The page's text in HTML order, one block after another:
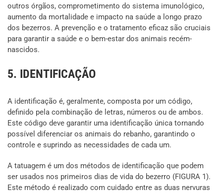
outros órgãos, comprometimento do sistema imunológico,
aumento da mortalidade e impacto na saúde a longo prazo
dos bezerros. A prevenção e o tratamento eficaz são cruciais
para garantir a saúde e o bem-estar dos animais recém-
nascidos.
5. IDENTIFICAÇÃO
A identificação é, geralmente, composta por um código,
definido pela combinação de letras, números ou de ambos.
Este código deve garantir uma identificação única tornando
possível diferenciar os animais do rebanho, garantindo o
controle e suprindo as necessidades de cada um.
A tatuagem é um dos métodos de identificação que podem
ser usados nos primeiros dias de vida do bezerro (FIGURA 1).
Este método é realizado com cuidado entre as duas nervuras